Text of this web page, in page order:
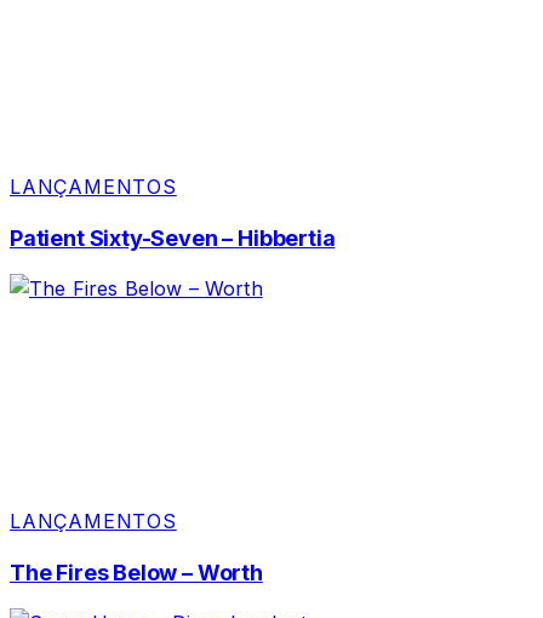
LANÇAMENTOS
Patient Sixty-Seven – Hibbertia
LANÇAMENTOS
The Fires Below – Worth